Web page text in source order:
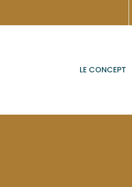
LE CONCEPT